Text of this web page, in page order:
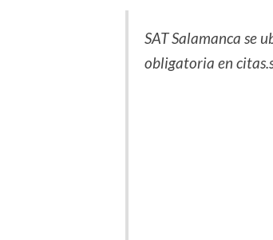
SAT Salamanca se
obligatoria en